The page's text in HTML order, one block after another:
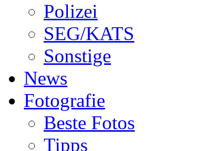
Polizei
SEG/KATS
Sonstige
News
Fotografie
Beste Fotos
Tipps